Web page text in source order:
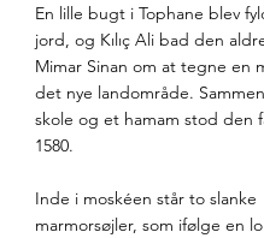
En lille bugt i Tophane blev
jord, og Kılıç Ali bad den
Mimar Sinan om at tegne en
det nye landområde.
skole og et hamam stod den
1580.
Inde i moskéen står to slanke
marmorsøjler, som ifølge en